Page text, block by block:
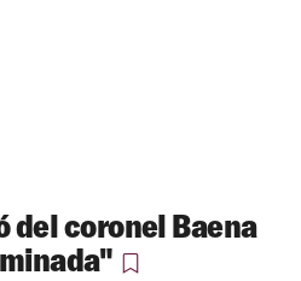
del coronel Baena